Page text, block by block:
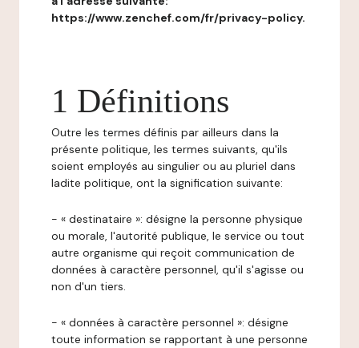
https://www.zenchef.com/fr/privacy-policy.
1 Définitions
Outre les termes définis par ailleurs dans la
présente politique, les termes suivants, qu'ils
soient employés au singulier ou au pluriel dans
ladite politique, ont la signification suivante:
- « destinataire »: désigne la personne physique
ou morale, l'autorité publique, le service ou tout
autre organisme qui reçoit communication de
données à caractère personnel, qu'il s'agisse ou
non d'un tiers.
- « données à caractère personnel »: désigne
toute information se rapportant à une personne